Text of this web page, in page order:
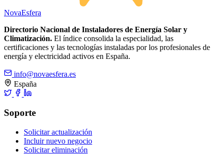
NovaEsfera
Directorio Nacional de Instaladores de Energía Solar y
Climatización. El índice consolida la especialidad, las
certificaciones y las tecnologías instaladas por los profesionales de
energía y electricidad activos en España.
info@novaesfera.es
España
Soporte
Solicitar actualización
Incluir nuevo negocio
Solicitar eliminación